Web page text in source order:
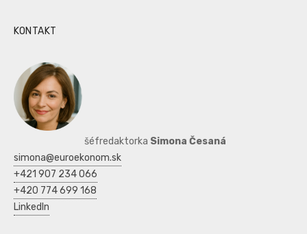
KONTAKT
šéfredaktorka Simona Česaná
simona@euroekonom.sk
+421 907 234 066
+420 774 699 168
LinkedIn